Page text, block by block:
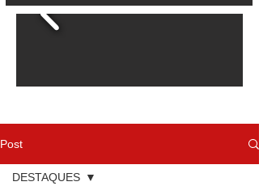
Post
DESTAQUES